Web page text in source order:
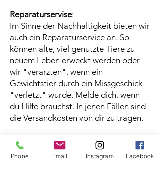
Reparaturservise:
Im Sinne der Nachhaltigkeit bieten wir
auch ein Reparaturservice an. So
können alte, viel genutzte Tiere zu
neuem Leben erweckt werden oder
wir "verarzten", wenn ein
Gewichtstier durch ein Missgeschick
"verletzt" wurde. Melde dich, wenn
du Hilfe brauchst. In jenen Fällen sind
die Versandkosten von dir zu tragen.
Phone Email Instagram Facebook